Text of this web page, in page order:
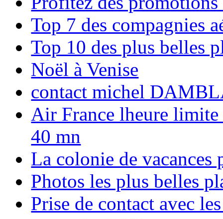
Top 7 des compagnies
Top 10 des plus belles
Noël à Venise
contact michel
Air France lheure limite
40 mn
La colonie de vacances
Photos les plus belles
Prise de contact avec